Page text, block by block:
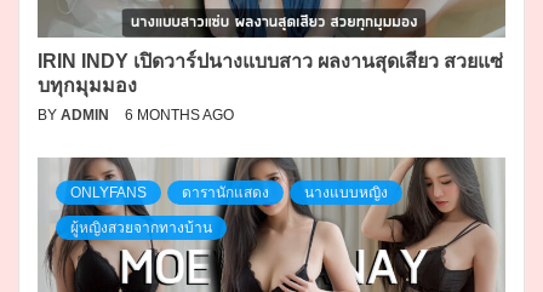
IRIN INDY เปิดวาร์ปนางแบบสาว ผลงานสุดเสียว สวยแซ่
บทุกมุมมอง
BY ADMIN 6 MONTHS AGO
ONLYFANS ดารานักแสดง นางแบบหญิง
ผู้หญิงสวยจากทางบ้าน